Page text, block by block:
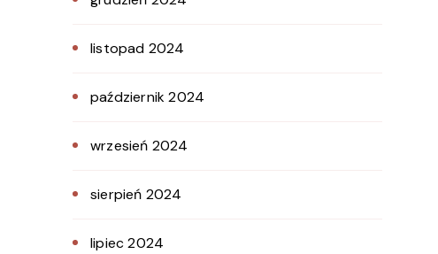
listopad 2024
październik 2024
wrzesień 2024
sierpień 2024
lipiec 2024